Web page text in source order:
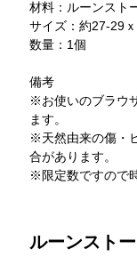
材料：ルーンスト
サイズ：約27-29
数量：1個
備考
※お使いのブラウ
ます。
※天然由来の傷・
合があります。
※限定数ですので
ルーンスト